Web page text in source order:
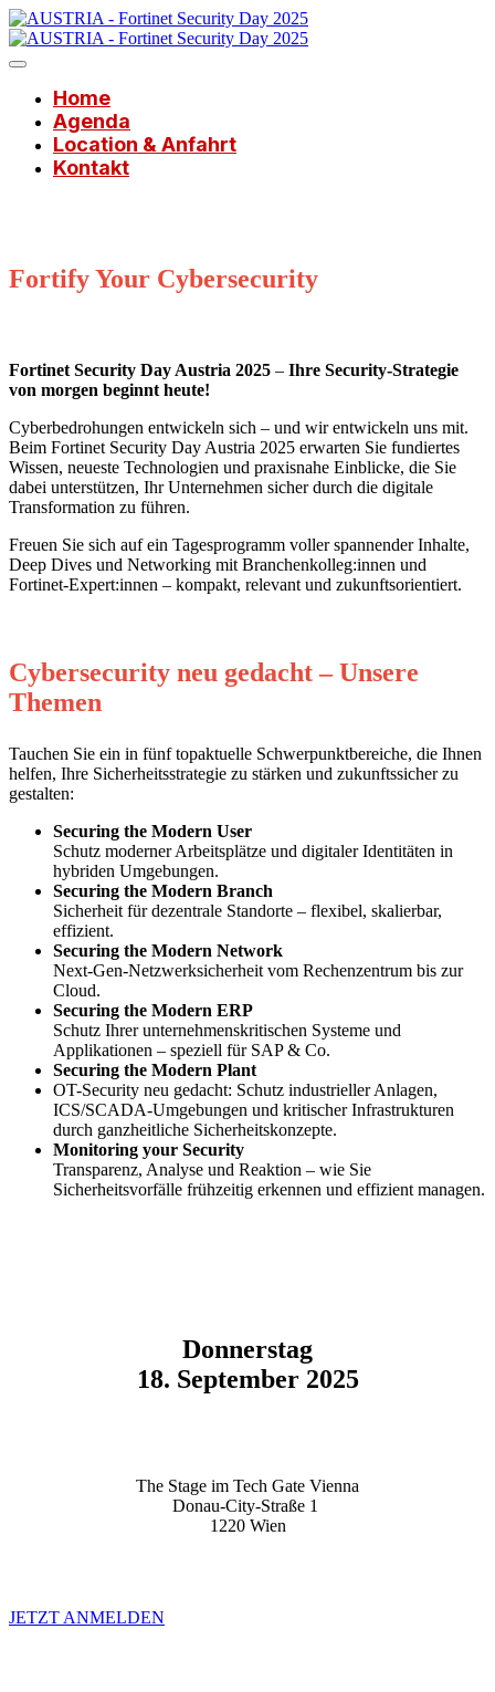
Home
Agenda
Location & Anfahrt
Kontakt
Fortify Your Cybersecurity
Fortinet Security Day Austria 2025 – Ihre Security-Strategie
von morgen beginnt heute!
Cyberbedrohungen entwickeln sich – und wir entwickeln uns mit.
Beim Fortinet Security Day Austria 2025 erwarten Sie fundiertes
Wissen, neueste Technologien und praxisnahe Einblicke, die Sie
dabei unterstützen, Ihr Unternehmen sicher durch die digitale
Transformation zu führen.
Freuen Sie sich auf ein Tagesprogramm voller spannender Inhalte,
Deep Dives und Networking mit Branchenkolleg:innen und
Fortinet-Expert:innen – kompakt, relevant und zukunftsorientiert.
Cybersecurity neu gedacht–Unsere
Themen
Tauchen Sie ein in fünf topaktuelle Schwerpunktbereiche, die Ihnen
helfen, Ihre Sicherheitsstrategie zu stärken und zukunftssicher zu
gestalten:
Securing the Modern User
Schutz moderner Arbeitsplätze und digitaler Identitäten in
hybriden Umgebungen.
Securing the Modern Branch
Sicherheit für dezentrale Standorte – flexibel, skalierbar,
effizient.
Securing the Modern Network
Next-Gen-Netzwerksicherheit vom Rechenzentrum bis zur
Cloud.
Securing the Modern ERP
Schutz Ihrer unternehmenskritischen Systeme und
Applikationen – speziell für SAP & Co.
Securing the Modern Plant
OT-Security neu gedacht: Schutz industrieller Anlagen,
ICS/SCADA-Umgebungen und kritischer Infrastrukturen
durch ganzheitliche Sicherheitskonzepte.
Monitoring your Security
Transparenz, Analyse und Reaktion – wie Sie
Sicherheitsvorfälle frühzeitig erkennen und effizient managen.
Donnerstag
18. September 2025
The Stage im Tech Gate Vienna
Donau-City-Straße 1
1220 Wien
JETZT ANMELDEN